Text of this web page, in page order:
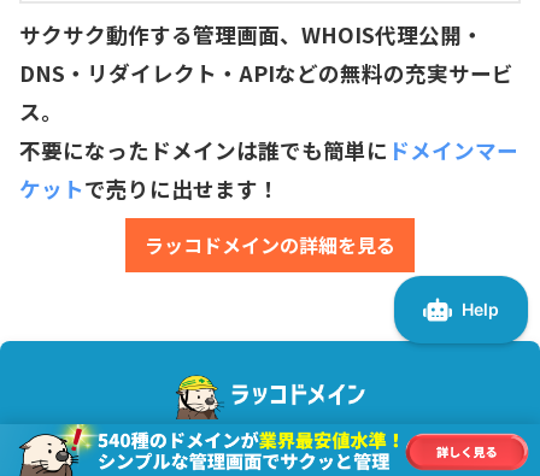
サクサク動作する管理画面、WHOIS代理公開・
DNS・リダイレクト・APIなどの無料の充実サービ
ス。
不要になったドメインは誰でも簡単に ドメインマー
ケットで売りに出せます！
ラッコドメインの詳細を見る
ラッコドメインでサイトを管理すると売却時の価値を高く保てま